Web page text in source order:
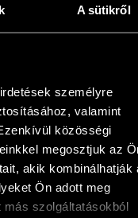
A sütikről
személyre
valamint
közösségi
megosztjuk az
akik kombinálhatják
Ön adott meg
szolgáltatásokból
Adilov - Jó
(60x50